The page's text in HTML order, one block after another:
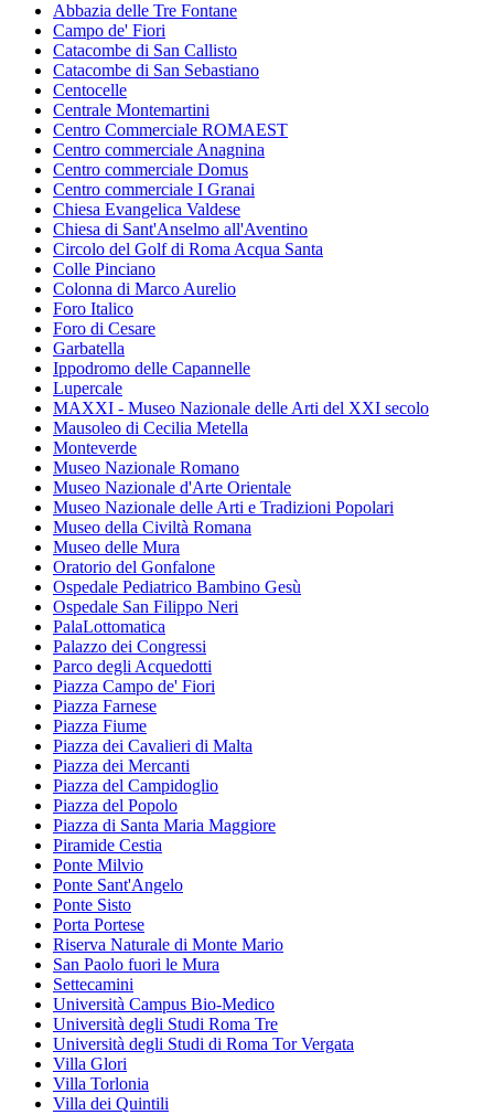
Abbazia delle Tre Fontane
Campo de' Fiori
Catacombe di San Callisto
Catacombe di San Sebastiano
Centocelle
Centrale Montemartini
Centro Commerciale ROMAEST
Centro commerciale Anagnina
Centro commerciale Domus
Centro commerciale I Granai
Chiesa Evangelica Valdese
Chiesa di Sant'Anselmo all'Aventino
Circolo del Golf di Roma Acqua Santa
Colle Pinciano
Colonna di Marco Aurelio
Foro Italico
Foro di Cesare
Garbatella
Ippodromo delle Capannelle
Lupercale
MAXXI - Museo Nazionale delle Arti del XXI secolo
Mausoleo di Cecilia Metella
Monteverde
Museo Nazionale Romano
Museo Nazionale d'Arte Orientale
Museo Nazionale delle Arti e Tradizioni Popolari
Museo della Civiltà Romana
Museo delle Mura
Oratorio del Gonfalone
Ospedale Pediatrico Bambino Gesù
Ospedale San Filippo Neri
PalaLottomatica
Palazzo dei Congressi
Parco degli Acquedotti
Piazza Campo de' Fiori
Piazza Farnese
Piazza Fiume
Piazza dei Cavalieri di Malta
Piazza dei Mercanti
Piazza del Campidoglio
Piazza del Popolo
Piazza di Santa Maria Maggiore
Piramide Cestia
Ponte Milvio
Ponte Sant'Angelo
Ponte Sisto
Porta Portese
Riserva Naturale di Monte Mario
San Paolo fuori le Mura
Settecamini
Università Campus Bio-Medico
Università degli Studi Roma Tre
Università degli Studi di Roma Tor Vergata
Villa Glori
Villa Torlonia
Villa dei Quintili